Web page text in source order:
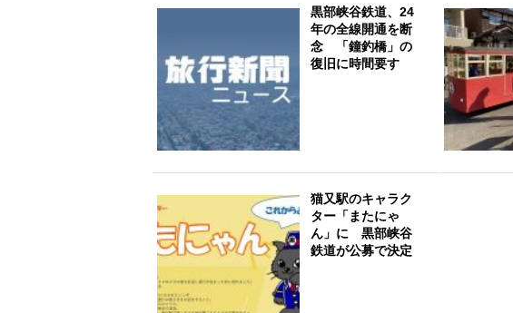
黒部峡谷鉄道、24
年の全線開通を断
念 「鐘釣橋」の
復旧に時間要す
猫又駅のキャラク
ター「またにゃ
ん」に 黒部峡谷
鉄道が公募で決定